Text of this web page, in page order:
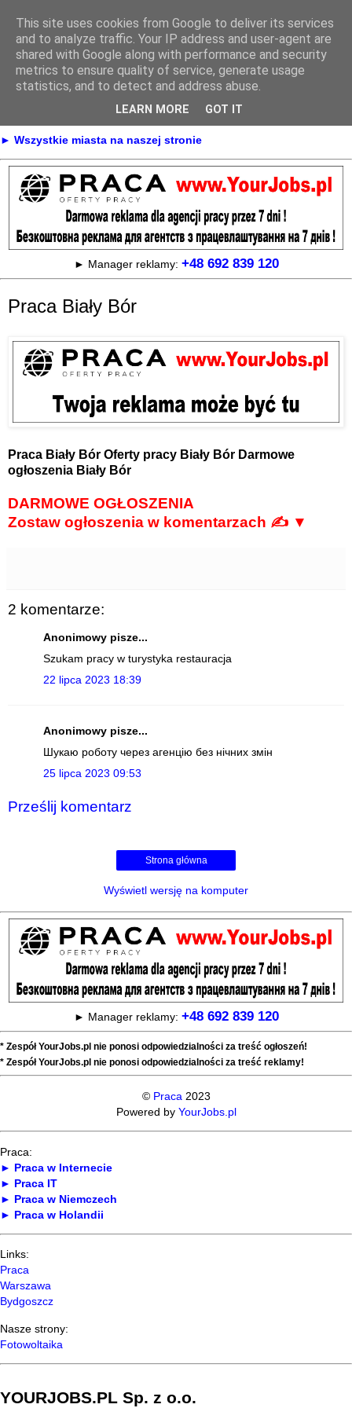
Praca
► KONTAKT ► REKLAMA
► Praca Oferty pracy na terenie całej Polski
► Wszystkie miasta na naszej stronie
► Manager reklamy: +48 692 839 120
Praca Biały Bór
Praca Biały Bór Oferty pracy Biały Bór Darmowe
ogłoszenia Biały Bór
DARMOWE OGŁOSZENIA
Zostaw ogłoszenia w komentarzach ✍ ▼
2 komentarze:
Anonimowy pisze...
Szukam pracy w turystyka restauracja
22 lipca 2023 18:39
Anonimowy pisze...
Шукаю роботу через агенцію без нічних змін
25 lipca 2023 09:53
Prześlij komentarz
Strona główna
Wyświetl wersję na komputer
► Manager reklamy: +48 692 839 120
* Zespół YourJobs.pl nie ponosi odpowiedzialności za treść ogłoszeń!
* Zespół YourJobs.pl nie ponosi odpowiedzialności za treść reklamy!
© Praca 2023
Powered by YourJobs.pl
Praca:
► Praca w Internecie
► Praca IT
► Praca w Niemczech
► Praca w Holandii
Links:
Praca
Warszawa
Bydgoszcz
Nasze strony:
Fotowoltaika
YOURJOBS.PL Sp. z o.o.
This site uses cookies from Google to deliver its services
and to analyze traffic. Your IP address and user-agent are
shared with Google along with performance and security
metrics to ensure quality of service, generate usage
statistics, and to detect and address abuse.
LEARN MORE GOT IT